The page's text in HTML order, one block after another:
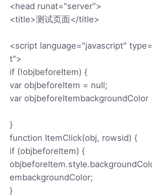
<head runat="server">
<title>测试页面</title>
<script language="javascript"
t">
if (!objbeforeItem) {
var objbeforeItem = null;
var objbeforeItembackgroundColor
}
function ItemClick(obj, rowsid) {
if (objbeforeItem) {
embackgroundColor;
}